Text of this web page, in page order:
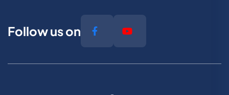
Follow us on